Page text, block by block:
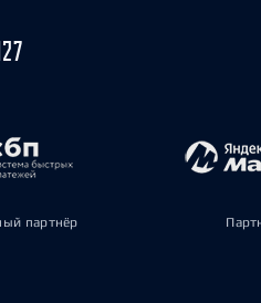
партнёр